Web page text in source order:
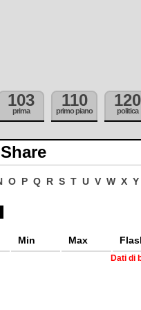
103
prima
110
primo piano
120
politica
O P Q R S T U V W X Y
Min Max
Dati di